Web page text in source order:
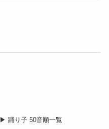
▶︎ 踊り子 50音順一覧